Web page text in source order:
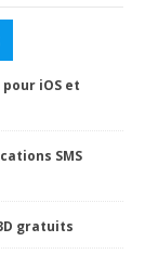
iOS et
SMS
gratuits